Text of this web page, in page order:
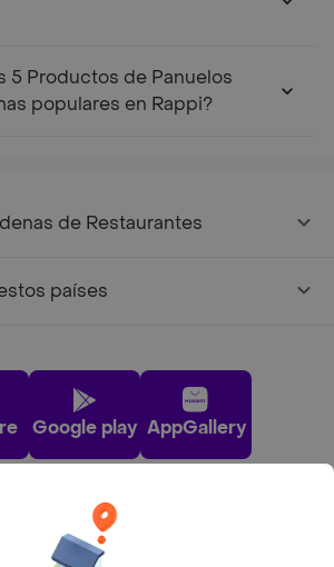
5 Productos de Panuelos
populares en Rappi?
de Restaurantes
países
Google play AppGallery
cerca de ti